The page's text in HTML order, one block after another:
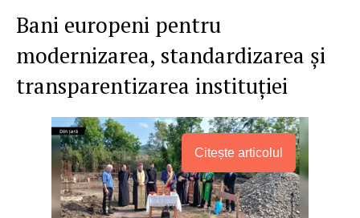
Bani europeni pentru
modernizarea, standardizarea și
transparentizarea instituției
Citește articolul